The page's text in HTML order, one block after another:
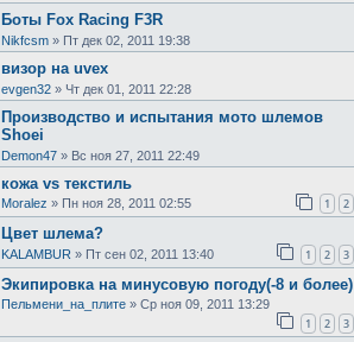
Боты Fox Racing F3R
Nikfcsm » Пт дек 02, 2011 19:38
визор на uvex
evgen32 » Чт дек 01, 2011 22:28
Производство и испытания мото шлемов
Shoei
Demon47 » Вс ноя 27, 2011 22:49
кожа vs текстиль
Moralez » Пн ноя 28, 2011 02:55 1 2
Цвет шлема?
KALAMBUR » Пт сен 02, 2011 13:40 1 2 3
Экипировка на минусовую погоду(-8 и более)
Пельмени_на_плите » Ср ноя 09, 2011 13:29
1 2 3